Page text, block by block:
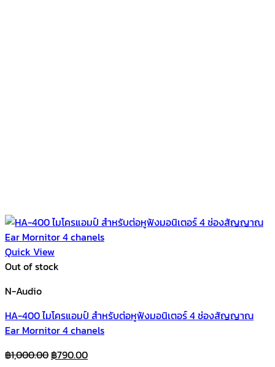
Quick View
Out of stock
N-Audio
HA-400 ไมโครแอมป์ สำหรับต่อหูฟังมอนิเตอร์ 4 ช่องสัญญาณ
Ear Mornitor 4 chanels
฿1,000.00 Original
฿790.00Current